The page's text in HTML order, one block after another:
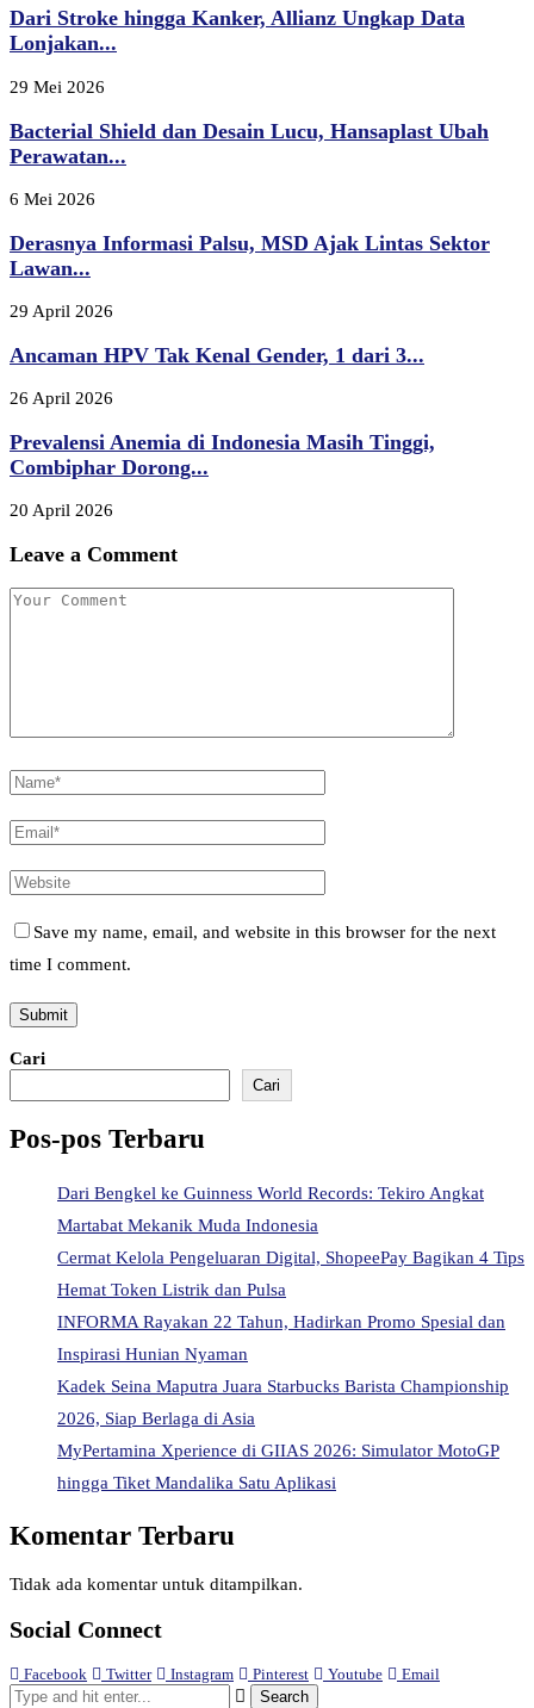
Dari Stroke hingga Kanker, Allianz Ungkap Data
Lonjakan...
29 Mei 2026
Bacterial Shield dan Desain Lucu, Hansaplast Ubah
Perawatan...
6 Mei 2026
Derasnya Informasi Palsu, MSD Ajak Lintas Sektor
Lawan...
29 April 2026
Ancaman HPV Tak Kenal Gender, 1 dari 3...
26 April 2026
Prevalensi Anemia di Indonesia Masih Tinggi,
Combiphar Dorong...
20 April 2026
Leave a Comment
Save my name, email, and website in this browser for the next
time I comment.
Cari
Cari
Pos-pos Terbaru
Dari Bengkel ke Guinness World Records: Tekiro Angkat
Martabat Mekanik Muda Indonesia
Cermat Kelola Pengeluaran Digital, ShopeePay Bagikan 4 Tips
Hemat Token Listrik dan Pulsa
INFORMA Rayakan 22 Tahun, Hadirkan Promo Spesial dan
Inspirasi Hunian Nyaman
Kadek Seina Maputra Juara Starbucks Barista Championship
2026, Siap Berlaga di Asia
MyPertamina Xperience di GIIAS 2026: Simulator MotoGP
hingga Tiket Mandalika Satu Aplikasi
Komentar Terbaru
Tidak ada komentar untuk ditampilkan.
Social Connect
Facebook Twitter Instagram Pinterest Youtube Email